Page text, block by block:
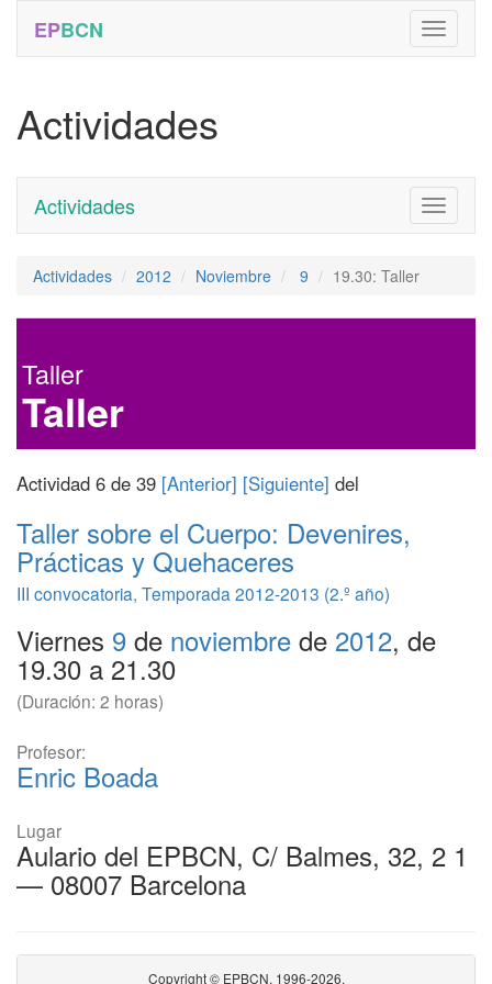
EPBCN
Actividades
Toggle
Actividades
Actividades 2012 Noviembre 9 19.30: Taller
Taller
Taller
Actividad 6 de 39 [Anterior] [Siguiente] del
Taller sobre el Cuerpo: Devenires,
Prácticas y Quehaceres
III convocatoria, Temporada 2012-2013 (2.º año)
Viernes 9 de noviembre de 2012, de
19.30 a 21.30
(Duración: 2 horas)
Profesor:
Enric Boada
Lugar
Aulario del EPBCN, C/ Balmes, 32, 2 1
— 08007 Barcelona
Copyright © EPBCN, 1996-2026.